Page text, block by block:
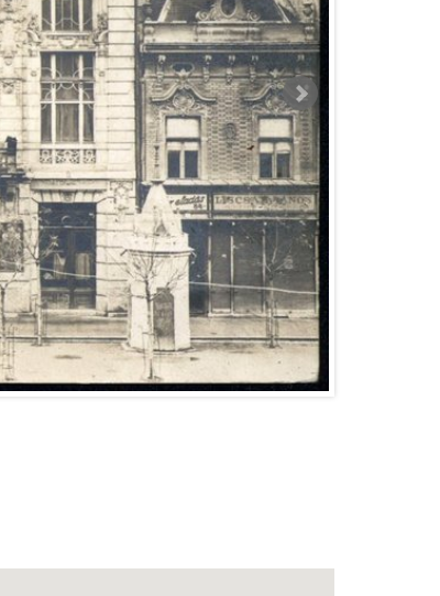
pre iné kultúrno – osvetové podujatia v
zastrešením stotožňoval. Záhradné kino
od tej doby vždy keď pršalo. Kino
veľkom duchu. Disponovalo krásnou
výzdoby, nebolo možné rozšíriť̌
týždenníky a krátke filmy v slučkách.
dobu. Dopoludnia od 10. hodiny sa
kreslený, alebo groteska. Po